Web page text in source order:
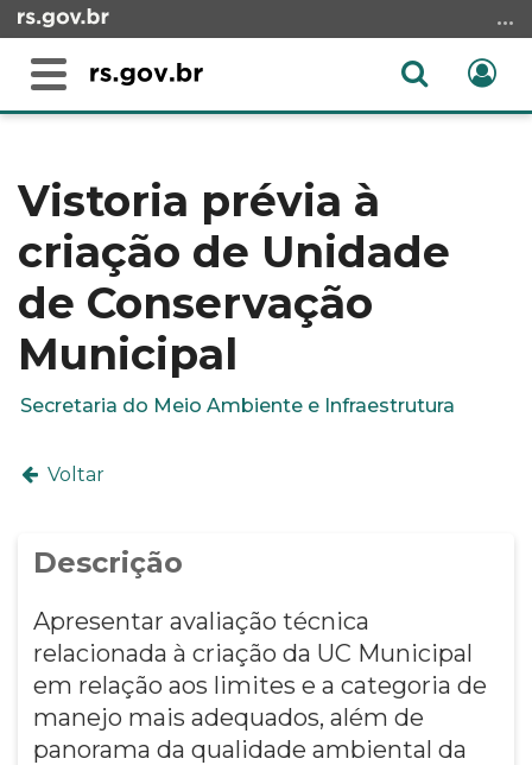
para
conteúdo
menu
para
busca
Alterna
Abrir
conteúdo
Vistoria prévia à
criação de Unidade
de Conservação
Municipal
Secretaria do Meio Ambiente e Infraestrutura
Voltar
Descrição
Apresentar avaliação técnica
relacionada à criação da UC Municipal
em relação aos limites e a categoria de
manejo mais adequados, além de
panorama da qualidade ambiental da